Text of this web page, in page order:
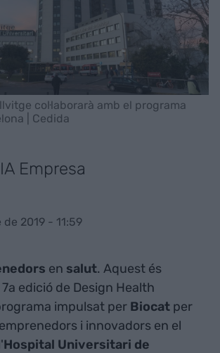
col·laborarà amb el programa
| Cedida
Empresa
2019 - 11:59
en salut. Aquest és
edició de Design Health
impulsat per Biocat per
i innovadors en el
Hospital Universitari de